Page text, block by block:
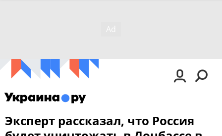
Эксперт рассказал, что Россия